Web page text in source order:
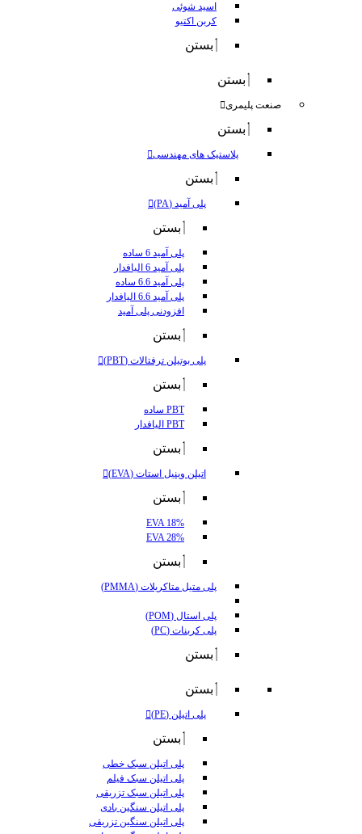
اسید شوئی
کربن اکتیو
بستن
بستن
صنعت پلیمری
بستن
پلاستیک های مهندسی
بستن
پلی آمید (PA)
بستن
پلی آمید 6 ساده
پلی آمید 6 الیافدار
پلی آمید 6.6 ساده
پلی آمید 6.6 الیافدار
افزودنی پلی آمید
بستن
پلی بوتیلن ترفتالات (PBT)
بستن
PBT ساده
PBT الیافدار
بستن
اتیلن وینیل استات (EVA)
بستن
EVA 18%
EVA 28%
بستن
پلی متیل متاکریلات (PMMA)
پلی استال (POM)
پلی کربنات (PC)
بستن
بستن
پلی اتیلن (PE)
بستن
پلی اتیلن سبک خطی
پلی اتیلن سبک فیلم
پلی اتیلن سبک تزریقی
پلی اتیلن سنگین بادی
پلی اتیلن سنگین تزریقی